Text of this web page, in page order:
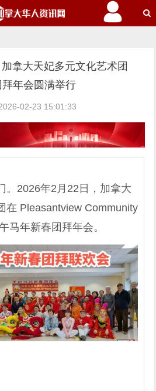
拿大天妃多元文化艺术团
年会圆满举行
02-23 15:01:33
。2026年2月22日，加拿大
在 Pleasantview Community
马年新春团拜年会。